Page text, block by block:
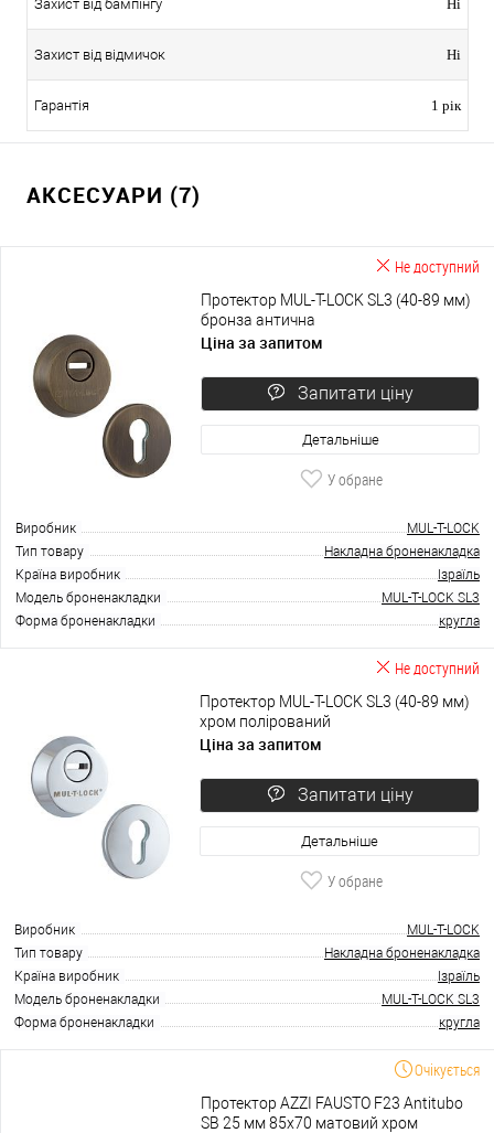
Захист від бампінгу Ні
Захист від відмичок Ні
Гарантія 1 рік
АКСЕСУАРИ (7)
Не доступний
Протектор MUL-T-LOCK SL3 (40-89 мм)
бронза антична
Ціна за запитом
Запитати ціну
Детальніше
У обране
Виробник
MUL-T-LOCK
Тип товару
Накладна броненакладка
Країна виробник
Ізраїль
Модель броненакладки
MUL-T-LOCK SL3
Форма броненакладки
кругла
Не доступний
Протектор MUL-T-LOCK SL3 (40-89 мм)
хром полірований
Ціна за запитом
Запитати ціну
Детальніше
У обране
Виробник
MUL-T-LOCK
Тип товару
Накладна броненакладка
Країна виробник
Ізраїль
Модель броненакладки
MUL-T-LOCK SL3
Форма броненакладки
кругла
Очікується
Протектор AZZI FAUSTO F23 Antitubo
SB 25 мм 85х70 матовий хром